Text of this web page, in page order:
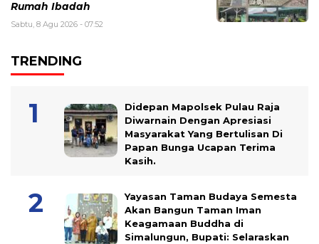
Rumah Ibadah
Sabtu, 8 Agu 2026 - 07:52
TRENDING
Didepan Mapolsek Pulau Raja
Diwarnain Dengan Apresiasi
Masyarakat Yang Bertulisan Di
Papan Bunga Ucapan Terima
Kasih.
Yayasan Taman Budaya Semesta
Akan Bangun Taman Iman
Keagamaan Buddha di
Simalungun, Bupati: Selaraskan